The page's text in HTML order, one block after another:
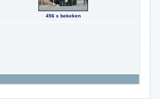
456 x bekeken